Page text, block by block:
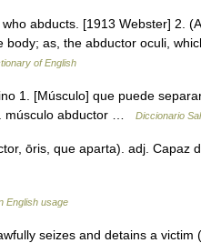
abducts. [1913 Webster] 2.
as, the abductor oculi,
of English
1. [Músculo] que puede
músculo abductor …
Diccionario
ōris, que aparta). adj. Capaz
English usage
seizes and detains a victim